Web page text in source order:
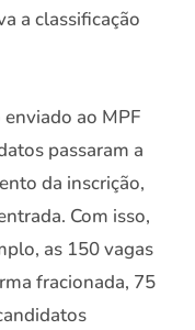
a classificação
ao MPF
passaram a
da inscrição,
Com isso,
as 150 vagas
fracionada, 75